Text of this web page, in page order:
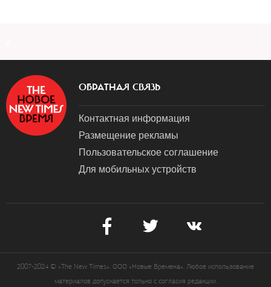
ОБРАТНАЯ СВЯЗЬ
Контактная информация
Размещение рекламы
Пользовательское соглашение
Для мобильных устройств
2007-2024 © «The New Times». ООО «Новые Времена». Любое использование
материалов допускается только с согласия редакции.